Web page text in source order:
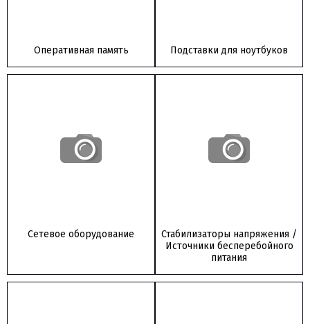
Оперативная память Подставки для ноутбуков
Сетевое оборудование
Стабилизаторы напряжения /
Источники бесперебойного
питания